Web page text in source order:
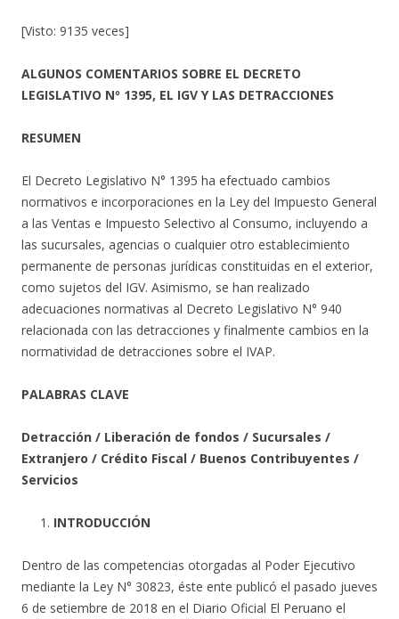
[Visto: 9135 veces]
ALGUNOS COMENTARIOS SOBRE EL DECRETO
LEGISLATIVO Nº 1395, EL IGV Y LAS DETRACCIONES
RESUMEN
El Decreto Legislativo N° 1395 ha efectuado cambios
normativos e incorporaciones en la Ley del Impuesto General
a las Ventas e Impuesto Selectivo al Consumo, incluyendo a
las sucursales, agencias o cualquier otro establecimiento
permanente de personas jurídicas constituidas en el exterior,
como sujetos del IGV. Asimismo, se han realizado
adecuaciones normativas al Decreto Legislativo N° 940
relacionada con las detracciones y finalmente cambios en la
normatividad de detracciones sobre el IVAP.
PALABRAS CLAVE
Detracción / Liberación de fondos / Sucursales /
Extranjero / Crédito Fiscal / Buenos Contribuyentes /
Servicios
INTRODUCCIÓN
Dentro de las competencias otorgadas al Poder Ejecutivo
mediante la Ley N° 30823, éste ente publicó el pasado jueves
6 de setiembre de 2018 en el Diario Oficial El Peruano el